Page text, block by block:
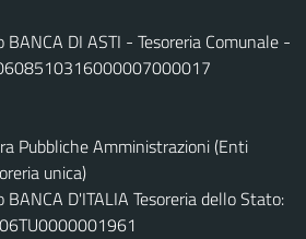
DI ASTI - Tesoreria Comunale -
Pubbliche Amministrazioni (Enti
unica)
D'ITALIA Tesoreria dello Stato: